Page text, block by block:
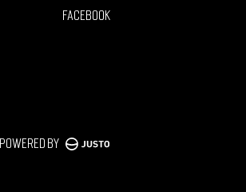
Facebook
Powered by